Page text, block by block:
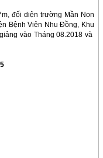
đối diện trường Mần Non
Bệnh Viên Nhu Đồng, Khu
vào Tháng 08.2018 và